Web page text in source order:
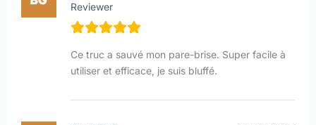
Reviewer
Ce truc a sauvé mon pare-brise. Super facile à
utiliser et efficace, je suis bluffé.